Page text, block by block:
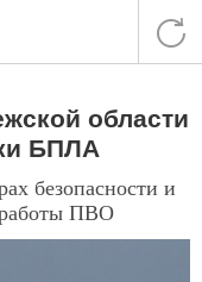
области
БПЛА
безопасности и
работы ПВО